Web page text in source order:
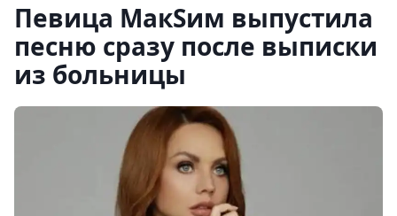
Певица МакSим выпустила
песню сразу после выписки
из больницы